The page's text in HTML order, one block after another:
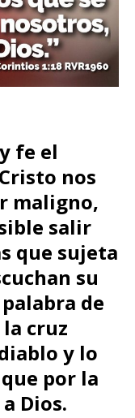
fe el
nos
maligno,
salir
que sujeta
su
de
cruz
y lo
por la
Dios.